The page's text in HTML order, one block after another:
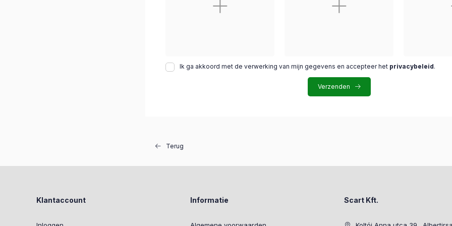
Ik ga akkoord met de verwerking van mijn gegevens en accepteer het privacybeleid.
Verzenden
Terug
Klantaccount Informatie Scart Kft.